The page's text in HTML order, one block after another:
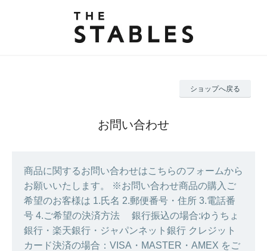
ショップへ戻る
お問い合わせ
商品に関するお問い合わせはこちらのフォームから
お願いいたします。 ※お問い合わせ商品の購入ご
希望のお客様は 1.氏名 2.郵便番号・住所 3.電話番
号 4.ご希望の決済方法 銀行振込の場合:ゆうちょ
銀行・楽天銀行・ジャパンネット銀行 クレジット
カード決済の場合：VISA・MASTER・AMEX をご